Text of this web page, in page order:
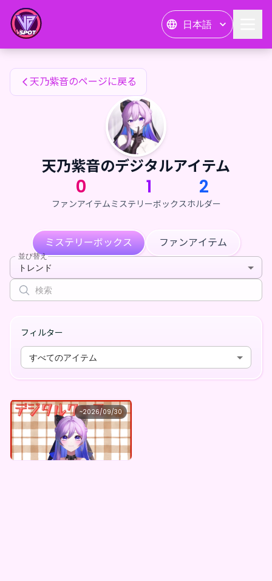
日本語
天乃紫音のファンアイテム
天乃紫音のページに戻る
天乃紫音のデジタルアイテム
0
ファンアイテム
1
ミステリーボックス
2
ホルダー
ミステリーボックス ファンアイテム
並び替え
トレンド
フィルター
すべてのアイテム
~2026/09/30
天乃紫音
天乃紫音 ×Vガスト開店！
最低価格
¥1,100 購入はこちら
天乃紫音のファンアイテム — 24karat